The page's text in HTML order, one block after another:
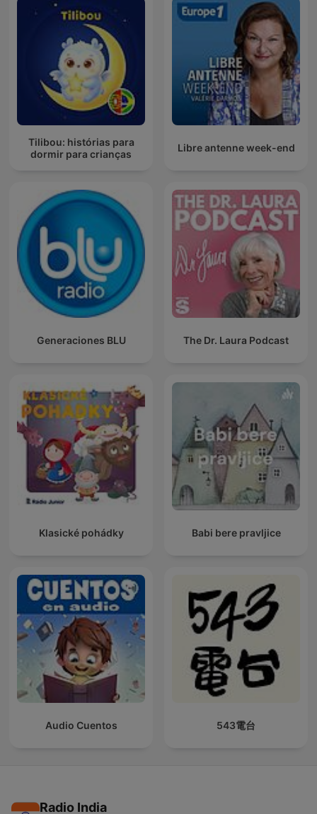
Tilibou: histórias para
dormir para crianças
Libre antenne week-end
Generaciones BLU The Dr. Laura Podcast
Klasické pohádky Babi bere pravljice
Audio Cuentos 543電台
Radio India